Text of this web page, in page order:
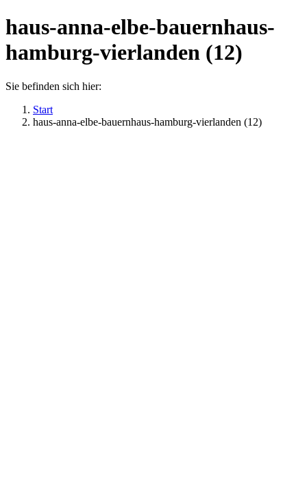
haus-anna-elbe-bauernhaus-
hamburg-vierlanden (12)
Sie befinden sich hier:
Start
haus-anna-elbe-bauernhaus-hamburg-vierlanden (12)